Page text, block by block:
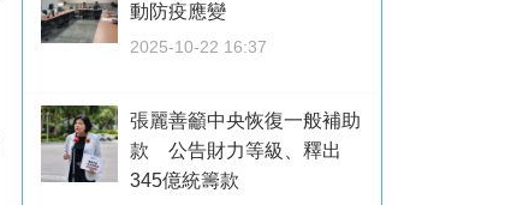
動防疫應變
2025-10-22 16:37
張麗善籲中央恢復一般補助
款 公告財力等級、釋出
345億統籌款